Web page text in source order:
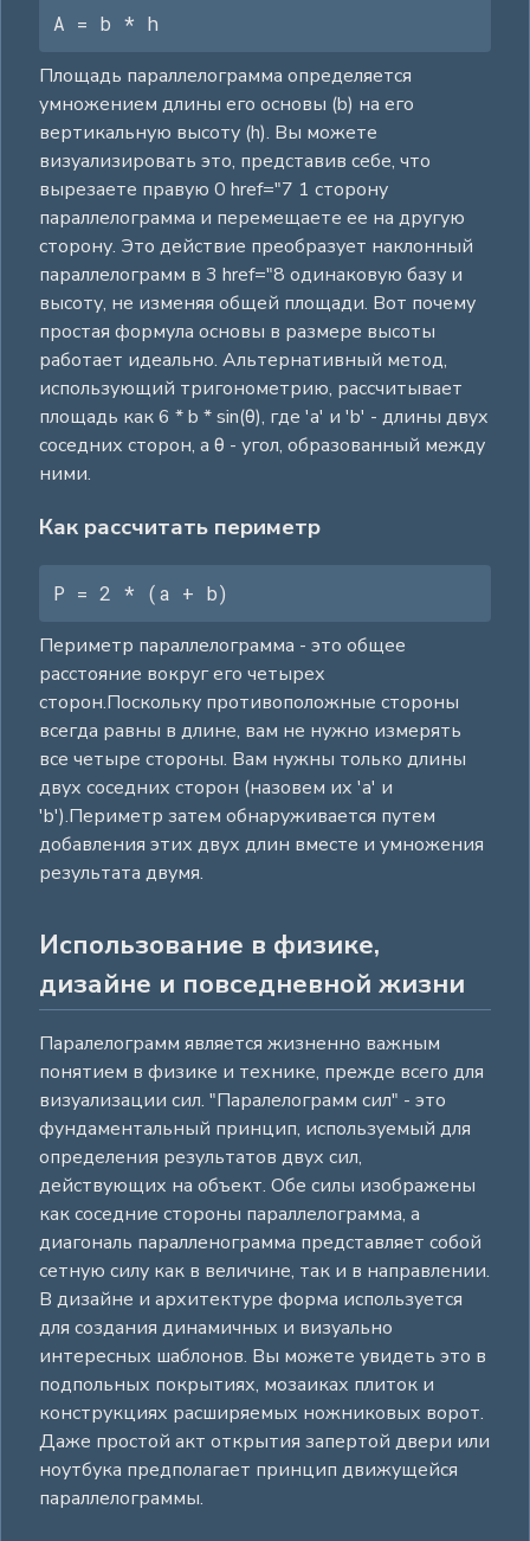
A = b * h
Площадь параллелограмма определяется
умножением длины его основы (b) на его
вертикальную высоту (h). Вы можете
визуализировать это, представив себе, что
вырезаете правую 0 href="7 1 сторону
параллелограмма и перемещаете ее на другую
сторону. Это действие преобразует наклонный
параллелограмм в 3 href="8 одинаковую базу и
высоту, не изменяя общей площади. Вот почему
простая формула основы в размере высоты
работает идеально. Альтернативный метод,
использующий тригонометрию, рассчитывает
площадь как 6 * b * sin(θ), где 'a' и 'b' - длины двух
соседних сторон, а θ - угол, образованный между
ними.
Как рассчитать периметр
P = 2 * (a + b)
Периметр параллелограмма - это общее
расстояние вокруг его четырех
сторон.Поскольку противоположные стороны
всегда равны в длине, вам не нужно измерять
все четыре стороны. Вам нужны только длины
двух соседних сторон (назовем их 'a' и
'b').Периметр затем обнаруживается путем
добавления этих двух длин вместе и умножения
результата двумя.
Использование в физике,
дизайне и повседневной жизни
Паралелограмм является жизненно важным
понятием в физике и технике, прежде всего для
визуализации сил. "Паралелограмм сил" - это
фундаментальный принцип, используемый для
определения результатов двух сил,
действующих на объект. Обе силы изображены
как соседние стороны параллелограмма, а
диагональ паралленограмма представляет собой
сетную силу как в величине, так и в направлении.
В дизайне и архитектуре форма используется
для создания динамичных и визуально
интересных шаблонов. Вы можете увидеть это в
подпольных покрытиях, мозаиках плиток и
конструкциях расширяемых ножниковых ворот.
Даже простой акт открытия запертой двери или
ноутбука предполагает принцип движущейся
параллелограммы.